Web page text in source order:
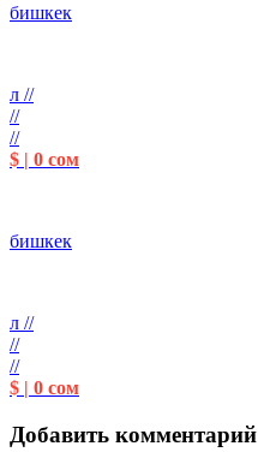
бишкек
л //
//
//
$ | 0 сом
бишкек
л //
//
//
$ | 0 сом
Добавить комментарий